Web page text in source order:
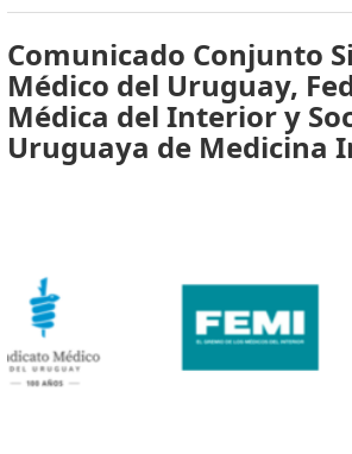
Comunicado Conjunto
Médico del Uruguay,
Médica del Interior y
Uruguaya de Medicina